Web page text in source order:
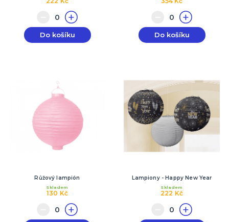
Do košíku Do košíku
Růžový lampión
130 Kč
Skladem
Lampiony - Happy New Year
222 Kč
Skladem